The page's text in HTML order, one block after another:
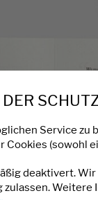
Service zu
Cookies (sowohl
deaktivert.
zulassen.